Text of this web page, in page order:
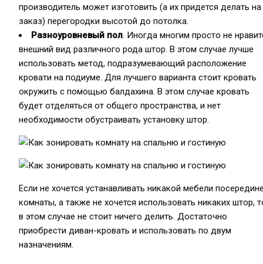
производитель может изготовить (а их придется делать на
заказ) перегородки высотой до потолка.
Разноуровневый пол. Иногда многим просто не
внешний вид различного рода штор. В этом случае лучше
использовать метод, подразумевающий расположение
кровати на подиуме. Для лучшего варианта стоит кровать
окружить с помощью балдахина. В этом случае кровать
будет отделяться от общего пространства, и нет
необходимости обустраивать установку штор.
Если не хочется устанавливать никакой мебели
комнаты, а также не хочется использовать никаких штор,
в этом случае не стоит ничего делить. Достаточно
приобрести диван-кровать и использовать по двум
назначениям.